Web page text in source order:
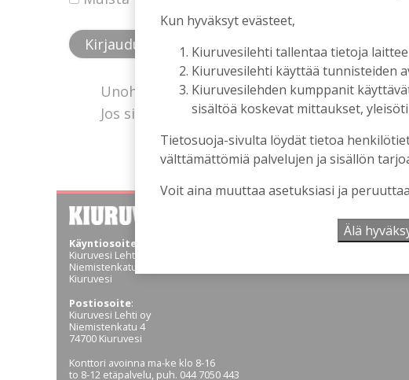
Unohtuiko salasana?
Jos sinulla ei ole vielä tunnusta, hanki se
Käyntiosoite
Kiuruvesi Lehti oy
Niemistenkatu 4
Kiuruvesi
Postiosoite:
Kiuruvesi Lehti oy
Niemistenkatu 4
74700 Kiuruvesi
Konttori avoinna ma-ke klo 8-16
to 8-12 etäpalvelu, puh. 044 7050 443
Kun hyväksyt evästeet,
Kiuruvesilehti tallentaa tietoja
Kiuruvesilehti käyttää tunnisteiden
Kiuruvesilehden kumppanit
sisältöä koskevat mittaukset,
Tietosuoja-sivulta löydät tietoa
välttämättömiä palvelujen ja sisällön
Voit aina muuttaa asetuksiasi ja
Älä